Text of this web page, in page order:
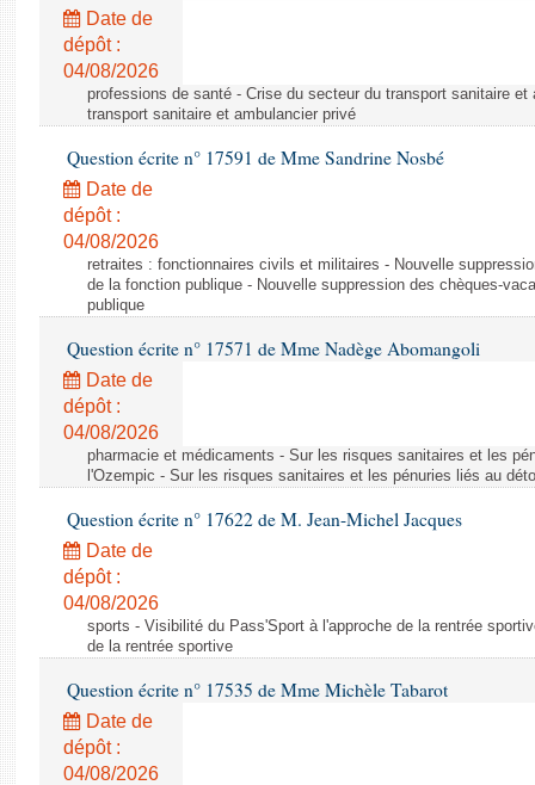
Date de
dépôt :
04/08/2026
professions de santé - Crise du secteur du transport sanitaire
transport sanitaire et ambulancier privé
Question écrite n° 17591 de Mme Sandrine Nosbé
Date de
dépôt :
04/08/2026
retraites : fonctionnaires civils et militaires - Nouvelle
de la fonction publique - Nouvelle suppression des chèques-
publique
Question écrite n° 17571 de Mme Nadège Abomangoli
Date de
dépôt :
04/08/2026
pharmacie et médicaments - Sur les risques sanitaires et les
l'Ozempic - Sur les risques sanitaires et les pénuries liés au
Question écrite n° 17622 de M. Jean-Michel Jacques
Date de
dépôt :
04/08/2026
sports - Visibilité du Pass'Sport à l'approche de la rentrée
de la rentrée sportive
Question écrite n° 17535 de Mme Michèle Tabarot
Date de
dépôt :
04/08/2026